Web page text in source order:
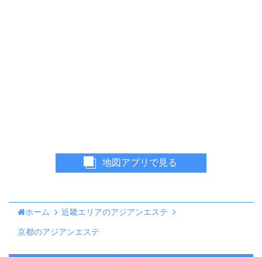
地図アプリで見る
ホーム 近畿エリアのアジアンエステ
京都のアジアンエステ